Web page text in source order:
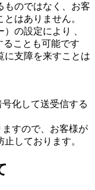
ものではなく、お客
はありません。
の設定により 、
ることも可能です
に支障を来すことは
化して送受信する
すので、お客様が
しております。